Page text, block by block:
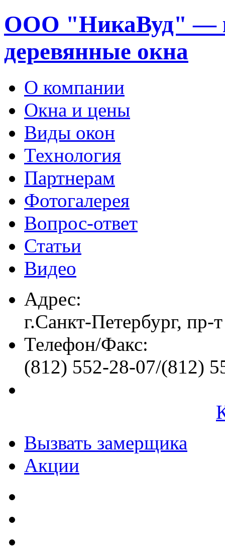
ООО "НикаВуд" —
деревянные окна
О компании
Окна и цены
Виды окон
Технология
Партнерам
Фотогалерея
Вопрос-ответ
Статьи
Видео
Адрес:
г.Санкт-Петербург, пр-
Телефон/Факс:
(812) 552-28-07/(812)
Вызвать замерщика
Акции